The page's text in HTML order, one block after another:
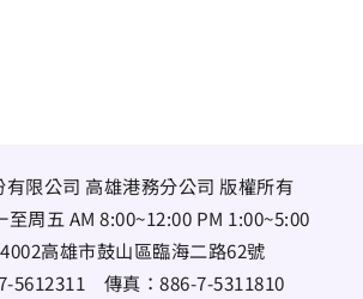
有限公司 高雄港務分公司 版權所有
至周五 AM 8:00~12:00 PM 1:00~5:00
高雄市鼓山區臨海二路62號
5612311 傳真：886-7-5311810